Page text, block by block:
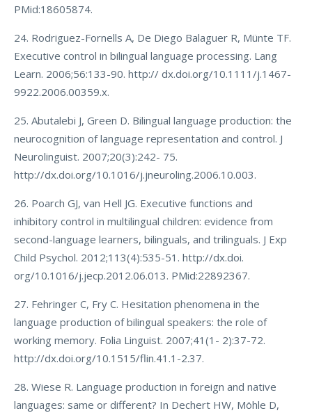
PMid:18605874.
24. Rodriguez-Fornells A, De Diego Balaguer R, Münte TF.
Executive control in bilingual language processing. Lang
Learn. 2006;56:133-90. http:// dx.doi.org/10.1111/j.1467-
9922.2006.00359.x.
25. Abutalebi J, Green D. Bilingual language production: the
neurocognition of language representation and control. J
Neurolinguist. 2007;20(3):242- 75.
http://dx.doi.org/10.1016/j.jneuroling.2006.10.003.
26. Poarch GJ, van Hell JG. Executive functions and
inhibitory control in multilingual children: evidence from
second-language learners, bilinguals, and trilinguals. J Exp
Child Psychol. 2012;113(4):535-51. http://dx.doi.
org/10.1016/j.jecp.2012.06.013. PMid:22892367.
27. Fehringer C, Fry C. Hesitation phenomena in the
language production of bilingual speakers: the role of
working memory. Folia Linguist. 2007;41(1- 2):37-72.
http://dx.doi.org/10.1515/flin.41.1-2.37.
28. Wiese R. Language production in foreign and native
languages: same or different? In Dechert HW, Möhle D,